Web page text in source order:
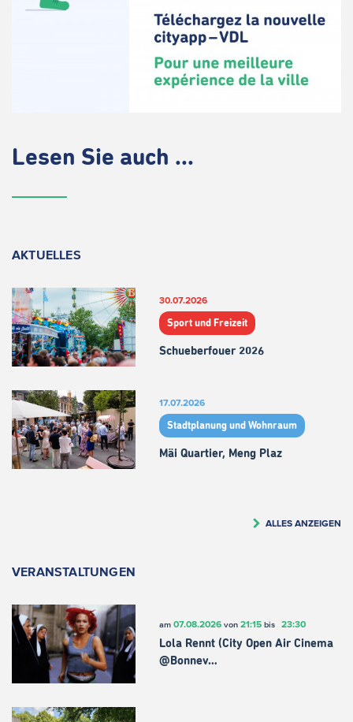
Lesen Sie auch ...
AKTUELLES
30.07.2026
Sport und Freizeit
Schueberfouer 2026
17.07.2026
Stadtplanung und Wohnraum
Mäi Quartier, Meng Plaz
ALLES ANZEIGEN
VERANSTALTUNGEN
am 07.08.2026von 21:15bis 23:30
Lola Rennt (City Open Air Cinema
@Bonnev…